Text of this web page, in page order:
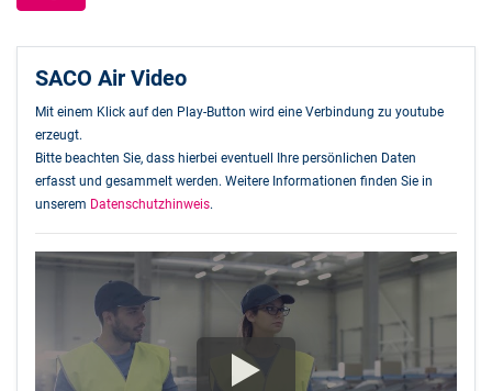
SACO Air Video
Mit einem Klick auf den Play-Button wird eine Verbindung zu youtube
erzeugt.
Bitte beachten Sie, dass hierbei eventuell Ihre persönlichen Daten
erfasst und gesammelt werden. Weitere Informationen finden Sie in
unserem Datenschutzhinweis.